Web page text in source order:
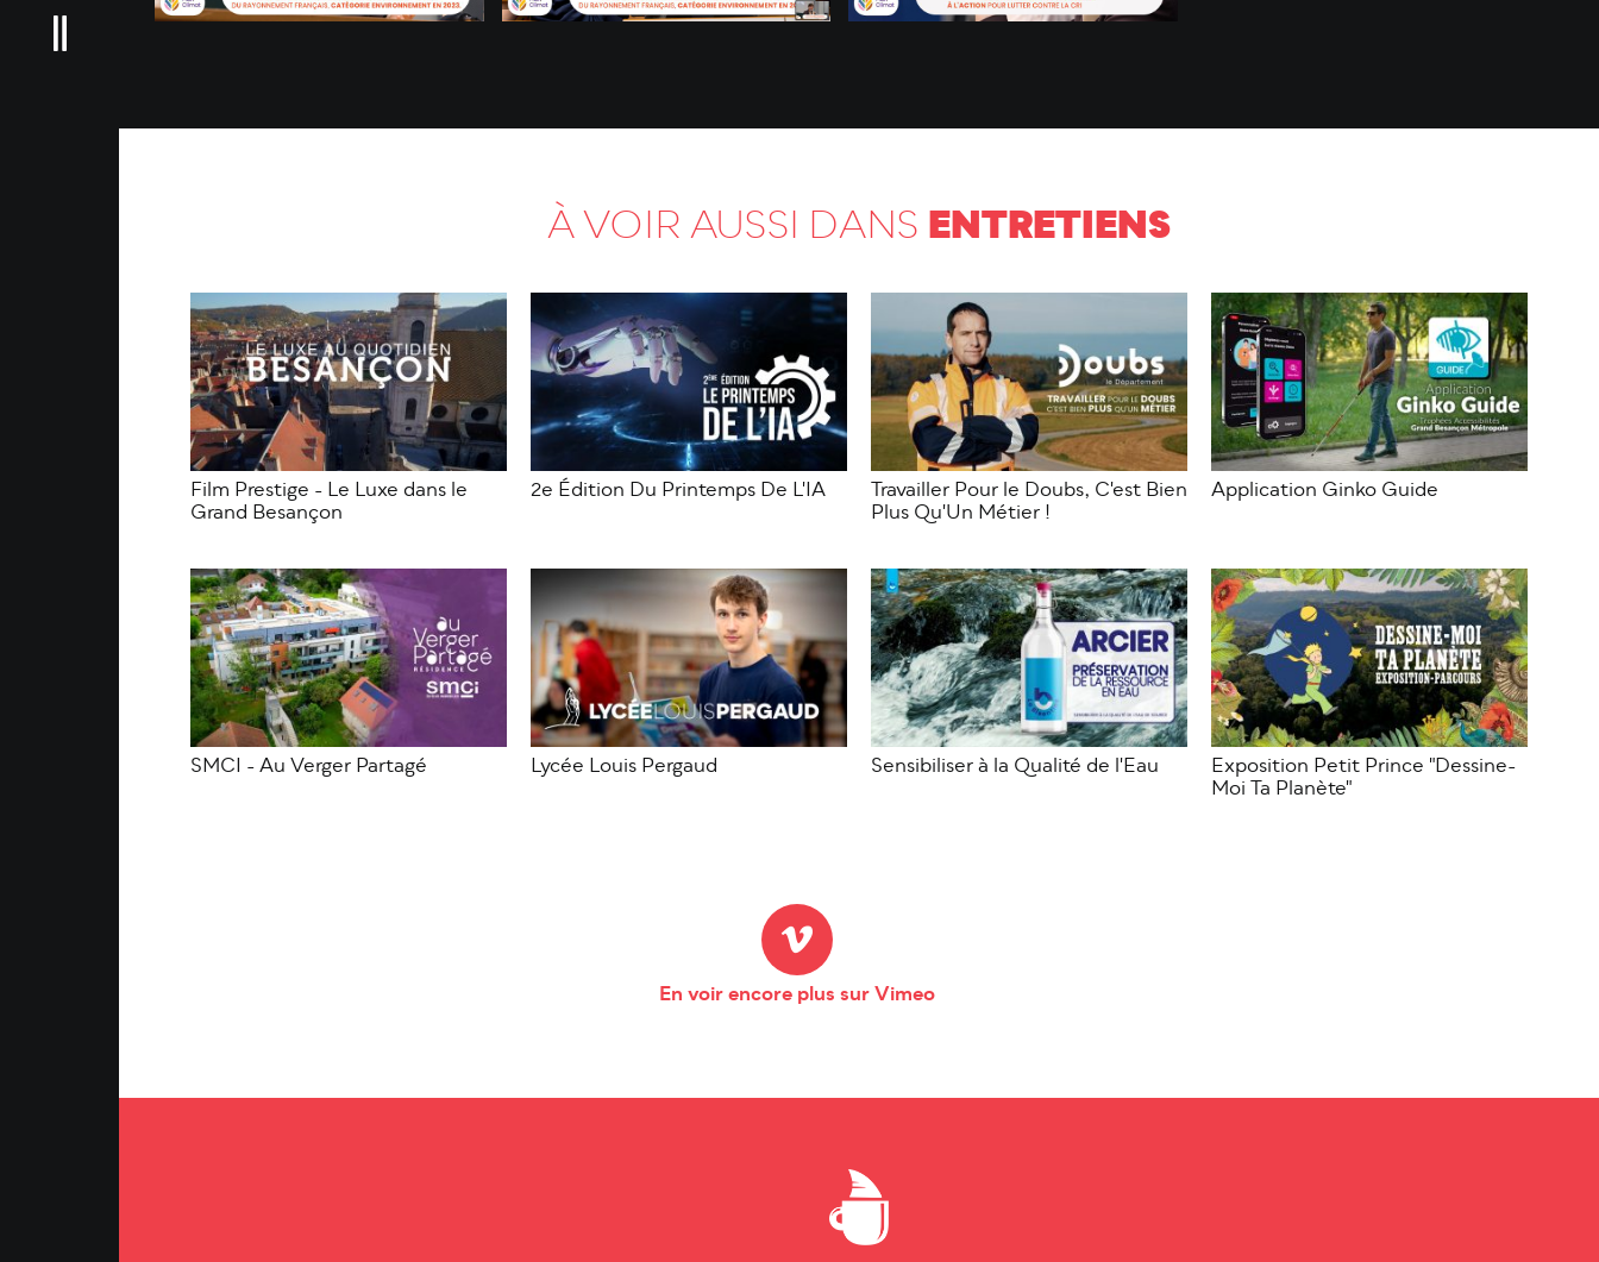
À VOIR AUSSI DANS ENTRETIENS
Film Prestige - Le Luxe dans le
Grand Besançon
2e Édition Du Printemps De L'IA Travailler Pour le Doubs, C'est Bien
Plus Qu'Un Métier !
Application Ginko Guide
SMCI - Au Verger Partagé Lycée Louis Pergaud Sensibiliser à la Qualité de l'Eau Exposition Petit Prince "Dessine-
Moi Ta Planète"
En voir encore plus sur Vimeo